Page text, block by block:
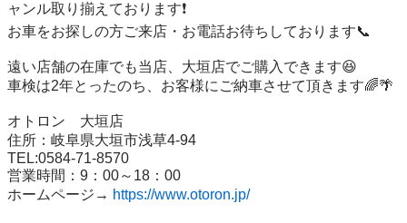
ャンル取り揃えております❗️
お車をお探しの方ご来店・お電話お待ちしております📞
遠い店舗の在庫でも当店、大垣店でご購入できます😆
車検は2年とったのち、お客様にご納車させて頂きます🌈🌴
オトロン　大垣店
住所：岐阜県大垣市浅草4-94
TEL:0584-71-8570
営業時間：9：00～18：00
ホームページ→ https://www.otoron.jp/